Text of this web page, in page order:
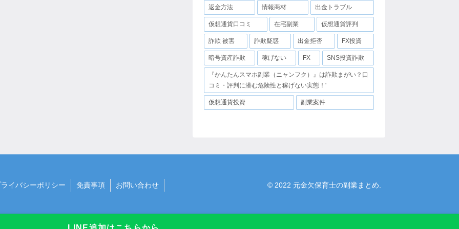
返金方法 情報商材 出金トラブル
仮想通貨口コミ 在宅副業 仮想通貨評判
詐欺 被害 詐欺疑惑 出金拒否 FX投資
暗号資産詐欺 稼げない FX SNS投資詐欺
『かんたんスマホ副業（ニャンフク）』は詐欺まがい？口
コミ・評判に潜む危険性と稼げない実態！'
仮想通貨投資 副業案件
ライバシーポリシー 免責事項 お問い合わせ © 2022 元金欠保育士の副業まとめ.